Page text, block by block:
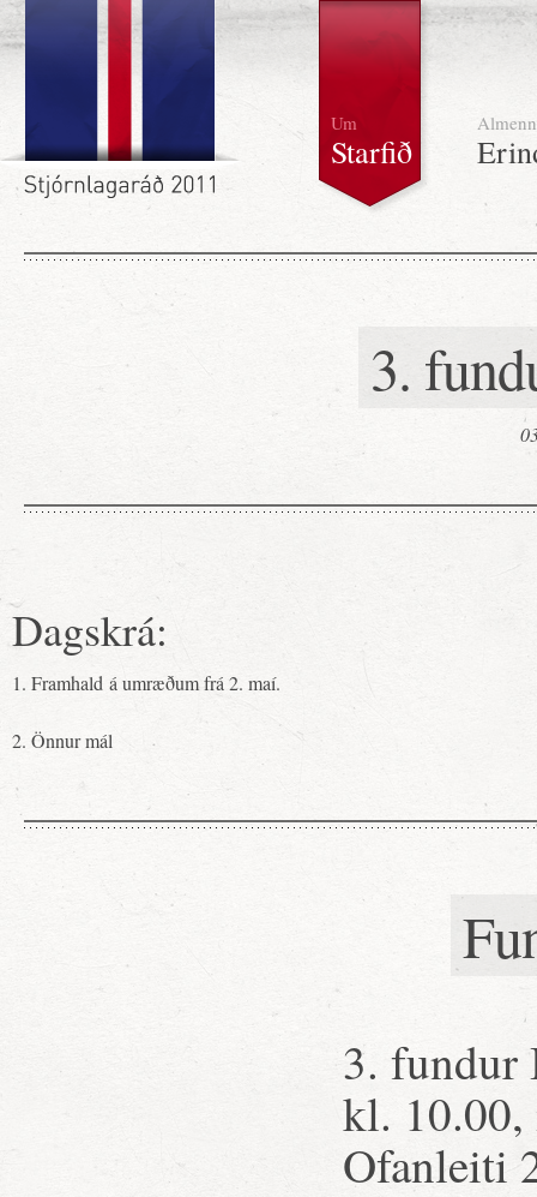
Um
Starfið
Almenn
3.
Dagskrá:
1. Framhald á umræðum frá 2. maí.
2. Önnur mál
3. fundur
kl.
Ofanleiti